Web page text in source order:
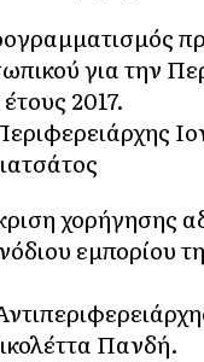
για την
2017.
χορήγησης
εμπορίου
Πανδή.